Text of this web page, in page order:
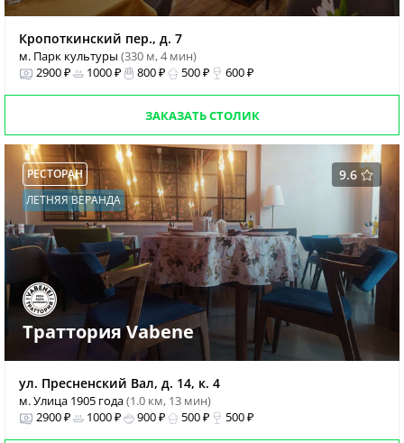
Кропоткинский пер., д. 7
м. Парк культуры (330 м, 4 мин)
2900 ₽
1000 ₽ 800 ₽ 500 ₽ 600 ₽
ЗАКАЗАТЬ СТОЛИК
9.6
РЕСТОРАН
ЛЕТНЯЯ ВЕРАНДА
Траттория Vabene
ул. Пресненский Вал, д. 14, к. 4
м. Улица 1905 года(1.0 км, 13 мин)
2900 ₽
1000 ₽ 900 ₽ 500 ₽ 500 ₽